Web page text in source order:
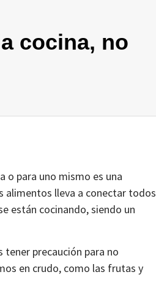
cocina, no
o para uno mismo es una
alimentos lleva a conectar todos
están cocinando, siendo un
tener precaución para no
en crudo, como las frutas y